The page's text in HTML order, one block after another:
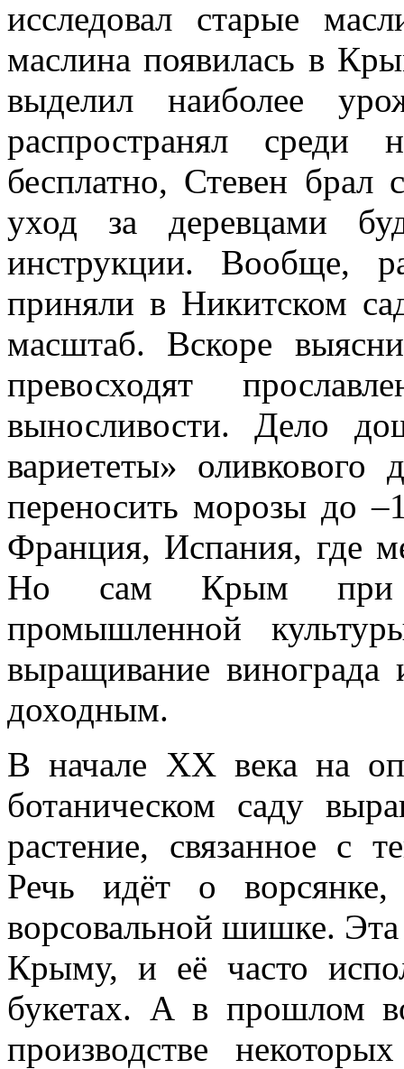
исследовал старые
маслина появилась в
выделил наиболее
распространял среди
бесплатно, Стевен брал
уход за деревцами
инструкции. Вообще,
приняли в Никитском
масштаб. Вскоре
превосходят
выносливости. Дело
вариететы» оливкового
переносить морозы до
Франция, Испания, где
Но сам Крым при
промышленной
выращивание винограда
доходным.
В начале ХХ века на
ботаническом саду
растение, связанное с
Речь идёт о
ворсовальной шишке. Эта
Крыму, и её часто
букетах. А в прошлом
производстве